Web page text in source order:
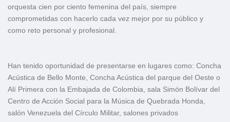
orquesta cien por ciento femenina del país, siempre
comprometidas con hacerlo cada vez mejor por su público y
como reto personal y profesional.
Han tenido oportunidad de presentarse en lugares como: Concha
Acústica de Bello Monte, Concha Acústica del parque del Oeste o
Alí Primera con la Embajada de Colombia, sala Simón Bolívar del
Centro de Acción Social para la Música de Quebrada Honda,
salón Venezuela del Círculo Militar, salones privados